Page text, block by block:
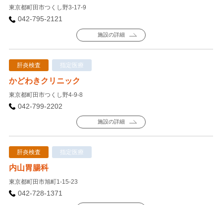
東京都町田市つくし野3-17-9
042-795-2121
施設の詳細
肝炎検査 指定医療
かどわきクリニック
東京都町田市つくし野4-9-8
042-799-2202
施設の詳細
肝炎検査 指定医療
内山胃腸科
東京都町田市旭町1-15-23
042-728-1371